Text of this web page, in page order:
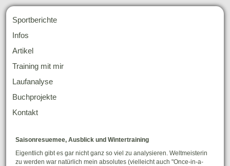
Sportberichte
Infos
Artikel
Training mit mir
Laufanalyse
Buchprojekte
Kontakt
Saisonresuemee, Ausblick und Wintertraining
Eigentlich gibt es gar nicht ganz so viel zu analysieren. Weltmeisterin
zu werden war natürlich mein absolutes (vielleicht auch "Once-in-a-